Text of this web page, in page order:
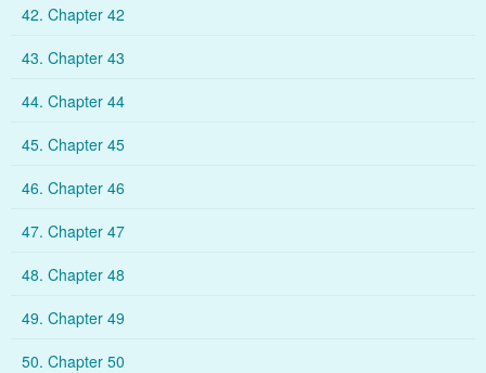
42. Chapter 42
43. Chapter 43
44. Chapter 44
45. Chapter 45
46. Chapter 46
47. Chapter 47
48. Chapter 48
49. Chapter 49
50. Chapter 50